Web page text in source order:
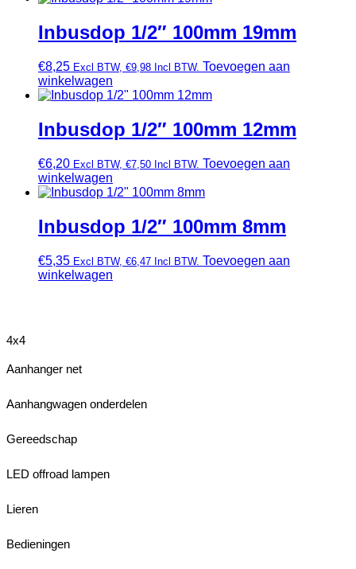
Inbusdop 1/2″ 100mm 19mm
€8,25 Excl BTW, €9,98 Incl BTW. Toevoegen aan
winkelwagen
Inbusdop 1/2″ 100mm 12mm
€6,20 Excl BTW, €7,50 Incl BTW. Toevoegen aan
winkelwagen
Inbusdop 1/2″ 100mm 8mm
€5,35 Excl BTW, €6,47 Incl BTW. Toevoegen aan
winkelwagen
4x4
Aanhanger net
Aanhangwagen onderdelen
Gereedschap
LED offroad lampen
Lieren
Bedieningen